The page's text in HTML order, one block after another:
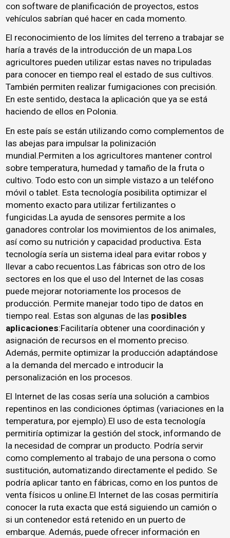
con software de planificación de proyectos, estos
vehículos sabrían qué hacer en cada momento.
El reconocimiento de los límites del terreno a trabajar se
haría a través de la introducción de un mapa.Los
agricultores pueden utilizar estas naves no tripuladas
para conocer en tiempo real el estado de sus cultivos.
También permiten realizar fumigaciones con precisión.
En este sentido, destaca la aplicación que ya se está
haciendo de ellos en Polonia.
En este país se están utilizando como complementos de
las abejas para impulsar la polinización
mundial.Permiten a los agricultores mantener control
sobre temperatura, humedad y tamaño de la fruta o
cultivo. Todo esto con un simple vistazo a un teléfono
móvil o tablet. Esta tecnología posibilita optimizar el
momento exacto para utilizar fertilizantes o
fungicidas.La ayuda de sensores permite a los
ganadores controlar los movimientos de los animales,
así como su nutrición y capacidad productiva. Esta
tecnología sería un sistema ideal para evitar robos y
llevar a cabo recuentos.Las fábricas son otro de los
sectores en los que el uso del Internet de las cosas
puede mejorar notoriamente los procesos de
producción. Permite manejar todo tipo de datos en
tiempo real. Estas son algunas de las posibles
aplicaciones:Facilitaría obtener una coordinación y
asignación de recursos en el momento preciso.
Además, permite optimizar la producción adaptándose
a la demanda del mercado e introducir la
personalización en los procesos.
El Internet de las cosas sería una solución a cambios
repentinos en las condiciones óptimas (variaciones en la
temperatura, por ejemplo).El uso de esta tecnología
permitiría optimizar la gestión del stock, informando de
la necesidad de comprar un producto. Podría servir
como complemento al trabajo de una persona o como
sustitución, automatizando directamente el pedido. Se
podría aplicar tanto en fábricas, como en los puntos de
venta físicos u online.El Internet de las cosas permitiría
conocer la ruta exacta que está siguiendo un camión o
si un contenedor está retenido en un puerto de
embarque. Además, puede ofrecer información en